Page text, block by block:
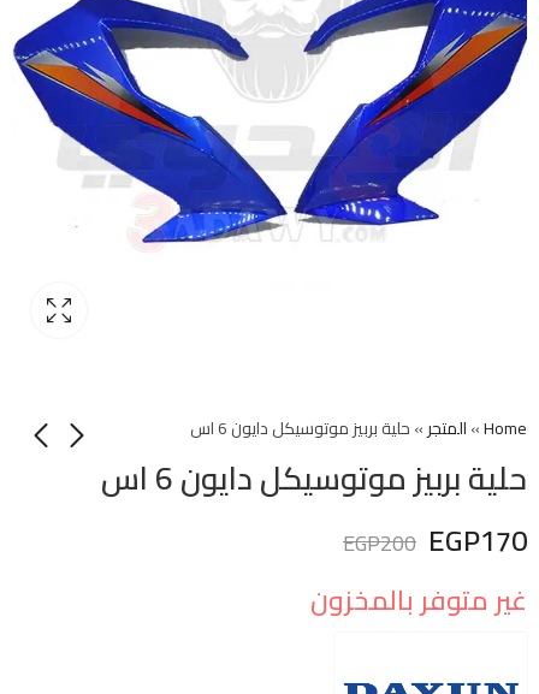
Home
»المتجر»حلية بربيز موتوسيكل دايون 6 اس
حلية بربيز موتوسيكل دايون 6 اس
EGP170
EGP200
غير متوفر بالمخزون